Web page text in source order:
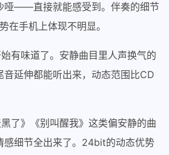
——直接就能感受到。伴奏的细节
在手机上体现不明显。
有味道了。安静曲目里人声换气的
音延伸都能听出来，动态范围比CD
了》《别叫醒我》这类偏安静的曲
感细节全出来了。24bit的动态优势